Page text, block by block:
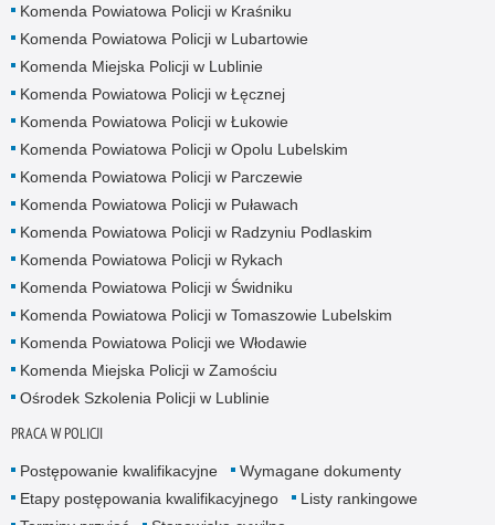
Komenda Powiatowa Policji w Kraśniku
Komenda Powiatowa Policji w Lubartowie
Komenda Miejska Policji w Lublinie
Komenda Powiatowa Policji w Łęcznej
Komenda Powiatowa Policji w Łukowie
Komenda Powiatowa Policji w Opolu Lubelskim
Komenda Powiatowa Policji w Parczewie
Komenda Powiatowa Policji w Puławach
Komenda Powiatowa Policji w Radzyniu Podlaskim
Komenda Powiatowa Policji w Rykach
Komenda Powiatowa Policji w Świdniku
Komenda Powiatowa Policji w Tomaszowie Lubelskim
Komenda Powiatowa Policji we Włodawie
Komenda Miejska Policji w Zamościu
Ośrodek Szkolenia Policji w Lublinie
PRACA W POLICJI
Postępowanie kwalifikacyjne
Wymagane dokumenty
Etapy postępowania kwalifikacyjnego
Listy rankingowe